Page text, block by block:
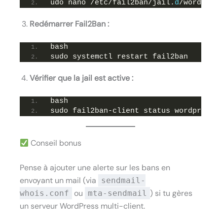
udo nano /etc/fail2ban/jail. d/
Redémarrer Fail2Ban :
bash
sudo systemctl restart fail2ban
Vérifier que la jail est active :
bash
sudo fail2ban-client status wordpress-
Conseil bonus
Pense à ajouter une alerte sur les bans en
envoyant un mail (via
sendmail-
whois.conf
ou mta-sendmail ) si tu gères
un serveur WordPress multi-client.